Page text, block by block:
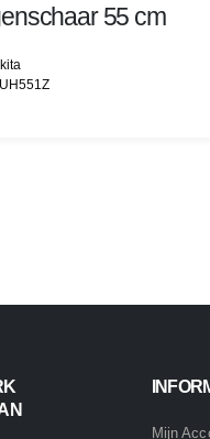
55 cm
Mijn